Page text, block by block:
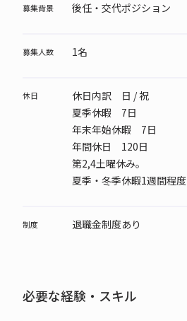
募集背景 後任・交代ポジション
募集人数 1名
休日
休日内訳 日 / 祝
夏季休暇 7日
年末年始休暇 7日
年間休日 120日
第2,4土曜休み。
夏季・冬季休暇1週間程度
制度 退職金制度あり
必要な経験・スキル